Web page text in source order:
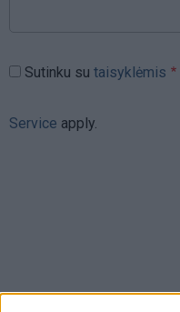
Sutinku su taisyklėmis
Service apply.